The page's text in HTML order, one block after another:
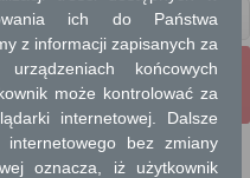
Strona Główna
Pełna wersja strony
ich do Państwa
z informacji zapisanych za
końcowych
może kontrolować za
internetowej. Dalsze
bez zmiany
oznacza, iż użytkownik